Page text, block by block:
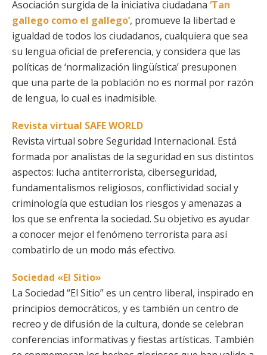
Asociación surgida de la iniciativa ciudadana ‘Tan
gallego como el gallego’, promueve la libertad e
igualdad de todos los ciudadanos, cualquiera que sea
su lengua oficial de preferencia, y considera que las
políticas de ‘normalización lingüística’ presuponen
que una parte de la población no es normal por razón
de lengua, lo cual es inadmisible.
Revista virtual SAFE WORLD
Revista virtual sobre Seguridad Internacional. Está
formada por analistas de la seguridad en sus distintos
aspectos: lucha antiterrorista, ciberseguridad,
fundamentalismos religiosos, conflictividad social y
criminología que estudian los riesgos y amenazas a
los que se enfrenta la sociedad. Su objetivo es ayudar
a conocer mejor el fenómeno terrorista para así
combatirlo de un modo más efectivo.
Sociedad «El Sitio»
La Sociedad “El Sitio” es un centro liberal, inspirado en
principios democráticos, y es también un centro de
recreo y de difusión de la cultura, donde se celebran
conferencias informativas y fiestas artísticas. También